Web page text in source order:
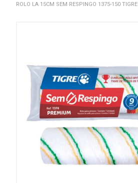
ROLO LA 15CM SEM RESPINGO 1375-150 TIGRE